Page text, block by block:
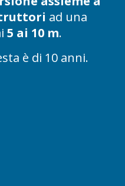
ad una
5 ai 10 m.
è di 10 anni.